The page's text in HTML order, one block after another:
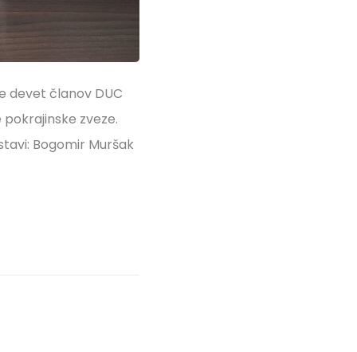
devet članov DUC
zveze.
Bogomir Muršak